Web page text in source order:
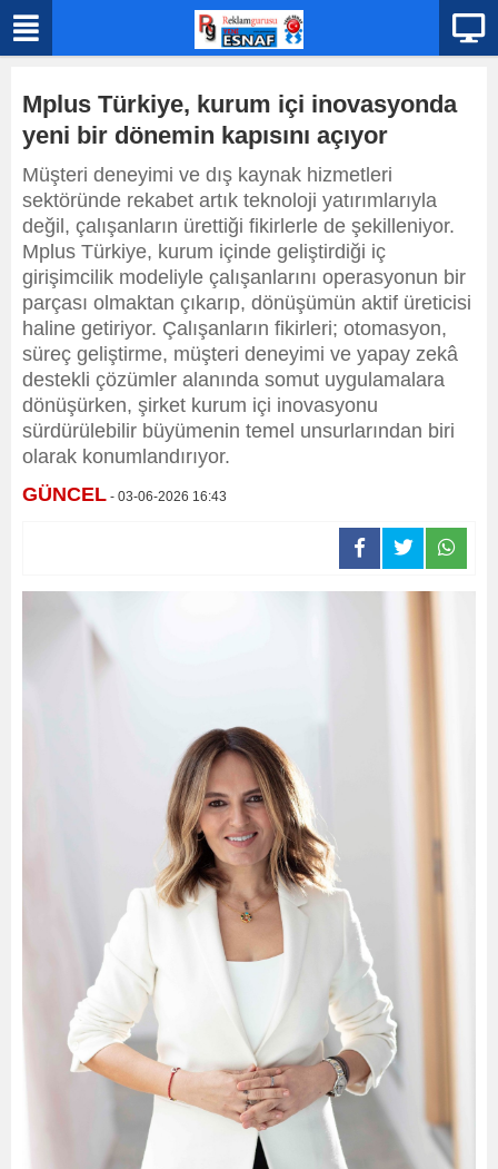
Mplus Türkiye, kurum içi inovasyonda
yeni bir dönemin kapısını açıyor
Müşteri deneyimi ve dış kaynak hizmetleri
sektöründe rekabet artık teknoloji yatırımlarıyla
değil, çalışanların ürettiği fikirlerle de şekilleniyor.
Mplus Türkiye, kurum içinde geliştirdiği iç
girişimcilik modeliyle çalışanlarını operasyonun bir
parçası olmaktan çıkarıp, dönüşümün aktif üreticisi
haline getiriyor. Çalışanların fikirleri; otomasyon,
süreç geliştirme, müşteri deneyimi ve yapay zekâ
destekli çözümler alanında somut uygulamalara
dönüşürken, şirket kurum içi inovasyonu
sürdürülebilir büyümenin temel unsurlarından biri
olarak konumlandırıyor.
GÜNCEL - 03-06-2026 16:43